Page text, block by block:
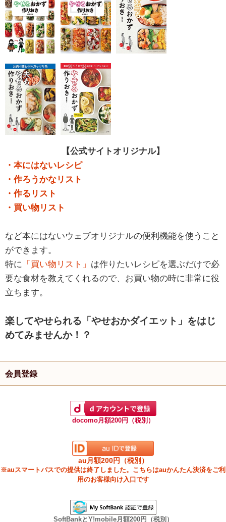
【公式サイトオリジナル】
・本にはないレシピ
・作ろうかなリスト
・作るリスト
・買い物リスト
など本にはないウェブオリジナルの便利機能を使うこと
ができます。
特に 「買い物リスト」 は作りたいレシピを選ぶだけで必
要な食材を教えてくれるので、お買い物の時に非常に役
立ちます。
楽してやせられる「やせおかダイエット」をはじ
めてみませんか！？
会員登録
docomo月額200円（税別）
au月額200円（税別）
※auスマートパスでの提供は終了しました。こちらはauかんたん決済をご利
用のお客様向け入口です
SoftBankとY!mobile月額200円（税別）